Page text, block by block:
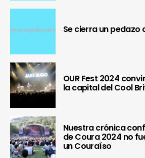
Se cierra un pedazo
OUR Fest 2024
la capital del Cool
Nuestra crónica
de Coura 2024 no
un Couraíso